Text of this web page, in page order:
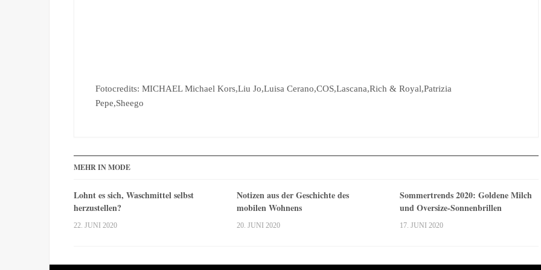
Fotocredits: MICHAEL Michael Kors,Liu Jo,Luisa Cerano,COS,Lascana,Rich & Royal,Patrizia
Pepe,Sheego
MEHR IN MODE
Lohnt es sich, Waschmittel selbst
herzustellen?
22. JUNI 2020
Notizen aus der Geschichte des
mobilen Wohnens
20. JUNI 2020
Sommertrends 2020: Goldene Milch
und Oversize-Sonnenbrillen
17. JUNI 2020